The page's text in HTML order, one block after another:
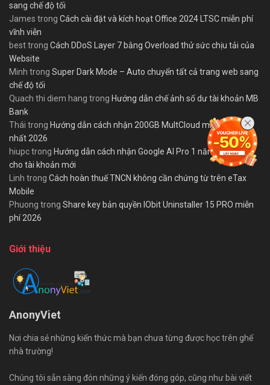
sang chế độ tối
James trong Cách cài đặt và kích hoạt Office 2024 LTSC miễn phí
vĩnh viễn
besttrong Cách DDoS Layer 7 bằng Overload thử sức chịu tải của
Website
Minh trong Super Dark Mode – Auto chuyển tất cả trang web sang
chế độ tối
Quach thi diem hang trong Hướng dẫn chế ảnh số dư tài khoản MB
Bank
Thái trong Hướng dẫn cách nhận 200GB MultCloud miễn phí mới
nhất 2026
hiupctrong Hướng dẫn cách nhận Google AI Pro 1 năm miễn phí
cho tài khoản mới
Linh trong Cách hoàn thuế TNCN không cần chứng từ trên eTax
Mobile
Phuong trong Share key bản quyền IObit Uninstaller 15 PRO miễn
phí 2026
Giới thiệu
AnonyViet
Nơi chia sẻ những kiến thức mà bạn chưa từng được học trên ghế
nhà trường!
Chúng tôi sẵn sàng đón những ý kiến đóng góp, cũng như bài viết